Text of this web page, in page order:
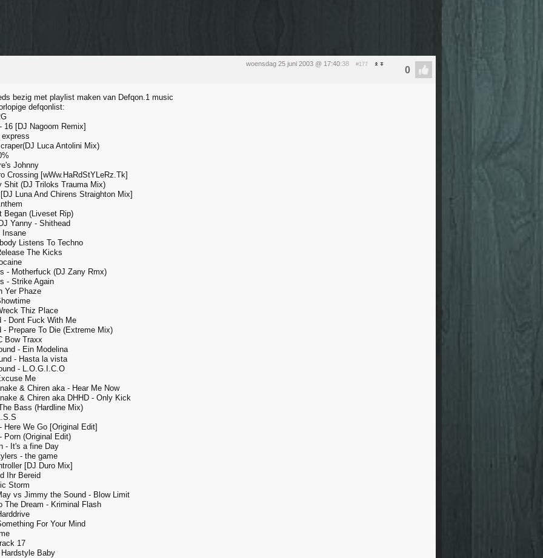
woensdag 25 juni 2003 @ 17:40:38 #177
bezig met playlist maken van Defqon.1 music
defqonlist:
16 [DJ Nagoom Remix]
Luca Antolini Mix)
Johnny
Crossing [wWw.HaRdStYLeRz.Tk]
Shit (DJ Triloks Trauma Mix)
Luna And Chirens Straighton Mix]
Began (Liveset Rip)
Yanny - Shithead
Insane
Listens To Techno
The Kicks
- Motherfuck (DJ Zany Rmx)
- Strike Again
Yer Phaze
Thiz Place
- Dont Fuck With Me
- Prepare To Die (Extreme Mix)
Bow Traxx
- Ein Modelina
- Hasta la vista
- L.O.G.I.C.O
Me
& Chiren aka - Hear Me Now
& Chiren aka DHHD - Only Kick
Bass (Hardline Mix)
Here We Go [Original Edit]
Porn (Original Edit)
- It's a fine Day
- the game
[DJ Duro Mix]
Ihr Bereid
Storm
vs Jimmy the Sound - Blow Limit
The Dream - Kriminal Flash
For Your Mind
17
Baby